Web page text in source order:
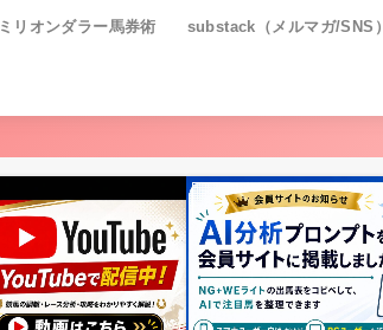
ミリオンダラー馬券術 substack（メルマガ/SNS）